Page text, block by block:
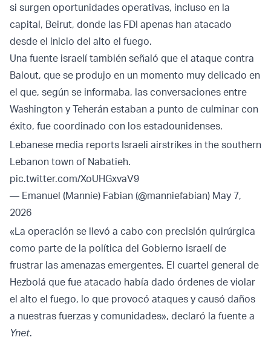
si surgen oportunidades operativas, incluso en la
capital, Beirut, donde las FDI apenas han atacado
desde el inicio del alto el fuego.
Una fuente israelí también señaló que el ataque contra
Balout, que se produjo en un momento muy delicado en
el que, según se informaba, las conversaciones entre
Washington y Teherán estaban a punto de culminar con
éxito, fue coordinado con los estadounidenses.
Lebanese media reports Israeli airstrikes in the southern
Lebanon town of Nabatieh.
pic.twitter.com/XoUHGxvaV9
— Emanuel (Mannie) Fabian (@manniefabian) May 7,
2026
«La operación se llevó a cabo con precisión quirúrgica
como parte de la política del Gobierno israelí de
frustrar las amenazas emergentes. El cuartel general de
Hezbolá que fue atacado había dado órdenes de violar
el alto el fuego, lo que provocó ataques y causó daños
a nuestras fuerzas y comunidades», declaró la fuente a
Ynet.